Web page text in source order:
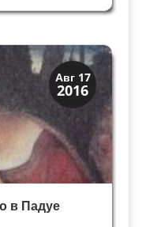
Авг 17
2016
в Падуе